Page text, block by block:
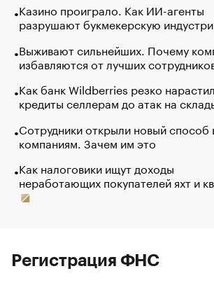
Казино проиграло. Как ИИ-агенты
разрушают букмекерскую
Выживают сильнейших. Почему
избавляются от лучших
Как банк Wildberries резко нарастил
кредиты селлерам до атак на
Сотрудники открыли новый способ
компаниям. Зачем им это
Как налоговики ищут доходы
неработающих покупателей яхт и
Регистрация ФНС